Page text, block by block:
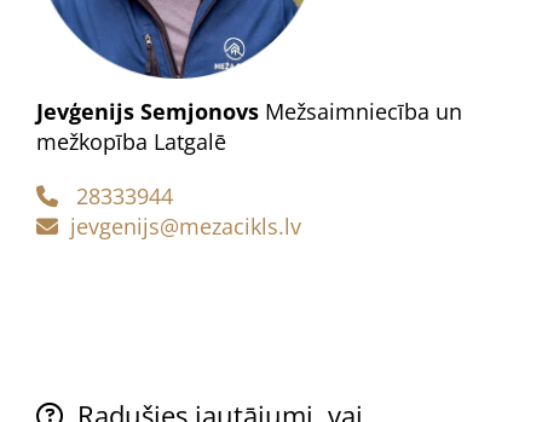
Jevģenijs Semjonovs Mežsaimniecība un
mežkopība Latgalē
 28333944
 jevgenijs@mezacikls.lv

Radušies jautājumi, vai